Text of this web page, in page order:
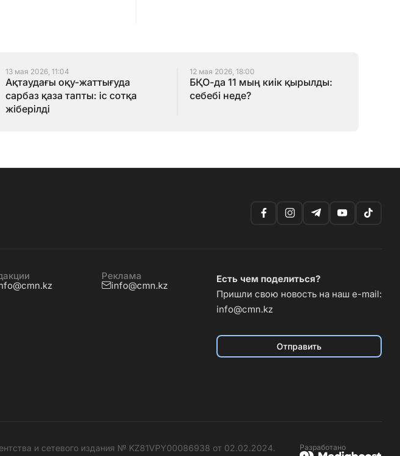
13 мая 2026, 11:04
Ақтаудағы оқу-жаттығуда
сарбаз қаза тапты: іс сотқа
жіберілді
12 мая 2026, 18:00
БҚО-да 11 мың киік қырылды:
себебі неде?
Реклама
info@cmn.kz
Есть чем поделиться?
Пришли свою новость на наш e-mail:
info@cmn.kz
Отправить
и сетевого издания № KZ81VPY00086938 от 02.02.2024.
Разработано